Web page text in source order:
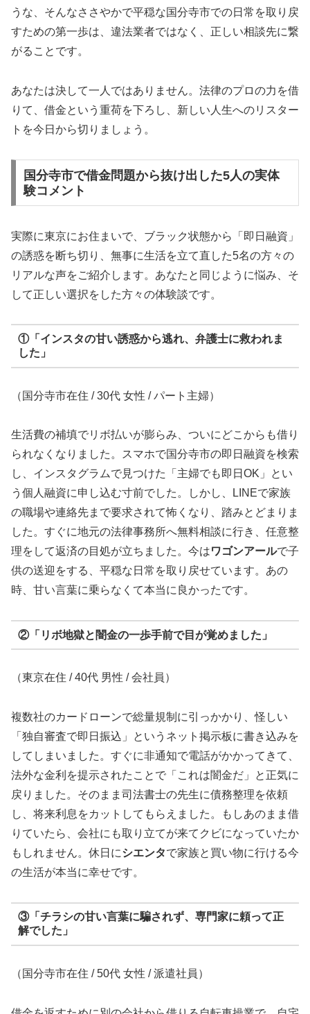
うな、そんなささやかで平穏な国分寺市での日常を取り戻
すための第一歩は、違法業者ではなく、正しい相談先に繋
がることです。
あなたは決して一人ではありません。法律のプロの力を借
りて、借金という重荷を下ろし、新しい人生へのリスター
トを今日から切りましょう。
国分寺市で借金問題から抜け出した5人の実体
験コメント
実際に東京にお住まいで、ブラック状態から「即日融資」
の誘惑を断ち切り、無事に生活を立て直した5名の方々の
リアルな声をご紹介します。あなたと同じように悩み、そ
して正しい選択をした方々の体験談です。
①「インスタの甘い誘惑から逃れ、弁護士に救われま
した」
（国分寺市在住 / 30代 女性 / パート主婦）
生活費の補填でリボ払いが膨らみ、ついにどこからも借り
られなくなりました。スマホで国分寺市の即日融資を検索
し、インスタグラムで見つけた「主婦でも即日OK」とい
う個人融資に申し込む寸前でした。しかし、LINEで家族
の職場や連絡先まで要求されて怖くなり、踏みとどまりま
した。すぐに地元の法律事務所へ無料相談に行き、任意整
理をして返済の目処が立ちました。今はワゴンアールで子
供の送迎をする、平穏な日常を取り戻せています。あの
時、甘い言葉に乗らなくて本当に良かったです。
②「リボ地獄と闇金の一歩手前で目が覚めました」
（東京在住 / 40代 男性 / 会社員）
複数社のカードローンで総量規制に引っかかり、怪しい
「独自審査で即日振込」というネット掲示板に書き込みを
してしまいました。すぐに非通知で電話がかかってきて、
法外な金利を提示されたことで「これは闇金だ」と正気に
戻りました。そのまま司法書士の先生に債務整理を依頼
し、将来利息をカットしてもらえました。もしあのまま借
りていたら、会社にも取り立てが来てクビになっていたか
もしれません。休日にシエンタで家族と買い物に行ける今
の生活が本当に幸せです。
③「チラシの甘い言葉に騙されず、専門家に頼って正
解でした」
（国分寺市在住 / 50代 女性 / 派遣社員）